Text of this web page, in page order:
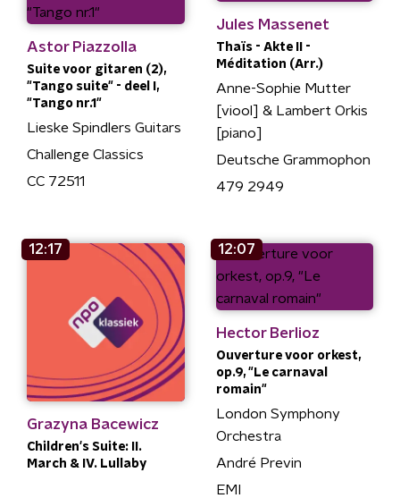
Astor Piazzolla
Suite voor gitaren (2),
"Tango suite" - deel I,
"Tango nr.1"
Lieske Spindlers Guitars
Challenge Classics
CC 72511
Jules Massenet
Thaïs - Akte II -
Méditation (Arr.)
Anne-Sophie Mutter
[viool] & Lambert Orkis
[piano]
Deutsche Grammophon
479 2949
12:17
Grazyna Bacewicz
Children's Suite: II.
March & IV. Lullaby
12:07
Hector Berlioz
Ouverture voor orkest,
op.9, "Le carnaval
romain"
London Symphony
Orchestra
André Previn
EMI